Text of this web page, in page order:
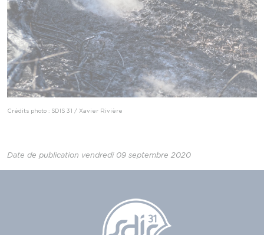
Crédits photo : SDIS 31 / Xavier Rivière
Date de publication vendredi 09 septembre 2020